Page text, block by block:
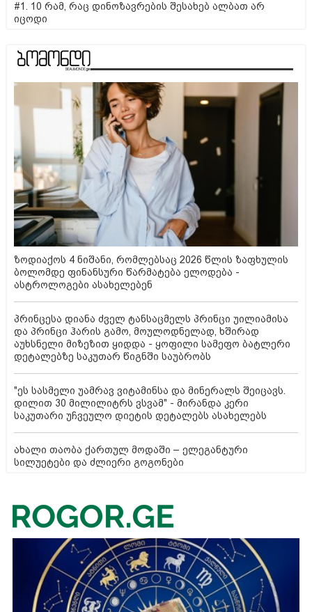
#1. 10 რამ, რაც დინოზავრების შესახებ ალბათ არ
იცოდი
ზოდიაქოს 4 ნიშანი, რომლებსაც 2026 წლის ზაფხულის
ბოლომდე ფინანსური წარმატება ელოდება -
ასტროლოგები ასახელებენ
პრინცესა დიანა ძველ ტანსაცმელს პრინცი უილიამისა
და პრინცი ჰარის გამო, მოულოდნელად, ხშირად
აუხსნელი მიზეზით ყიდდა - ყოფილი სამეფო ბატლერი
დეტალებზე საკუთარ წიგნში საუბრობს
"ეს სასმელი უამრავ ვიტამინსა და მინერალს შეიცავს.
დილით 30 მილილიტრს ვსვამ" - მირანდა კერი
საკუთარი უჩვეულო დიეტის დეტალებს ასახელებს
ახალი თაობა ქართულ მოდაში – ელეგანტური
სილუეტები და ძლიერი გოგონები